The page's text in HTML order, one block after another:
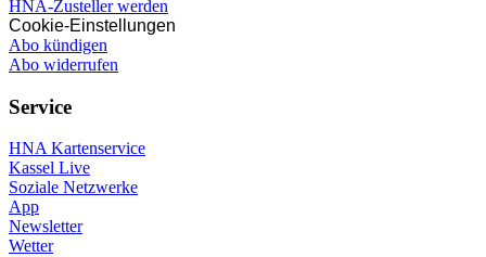
HNA-Zusteller werden
Cookie-Einstellungen
Abo kündigen
Abo widerrufen
Service
HNA Kartenservice
Kassel Live
Soziale Netzwerke
App
Newsletter
Wetter